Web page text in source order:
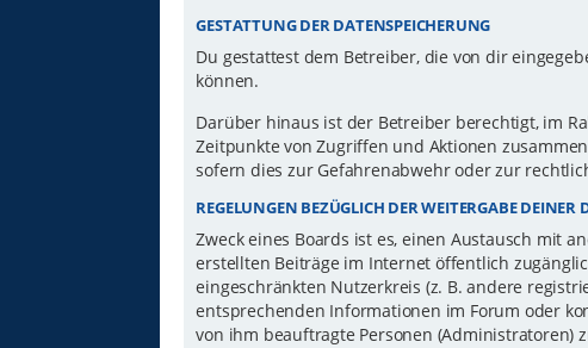
GESTATTUNG DER DATENSPEICHERUNG
Du gestattest dem Betreiber, die von dir
können.
Darüber hinaus ist der Betreiber berechtigt, im
Zeitpunkte von Zugriffen und Aktionen
sofern dies zur Gefahrenabwehr oder zur
REGELUNGEN BEZÜGLICH DER WEITERGABE DEINER
Zweck eines Boards ist es, einen Austausch mit
erstellten Beiträge im Internet öffentlich
eingeschränkten Nutzerkreis (z. B. andere
entsprechenden Informationen im Forum oder
von ihm beauftragte Personen (Administratoren)